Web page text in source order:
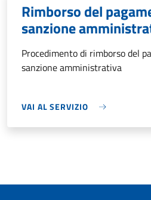
Rimborso del
sanzione
Procedimento di rimborso del
sanzione amministrativa
VAI AL SERVIZIO